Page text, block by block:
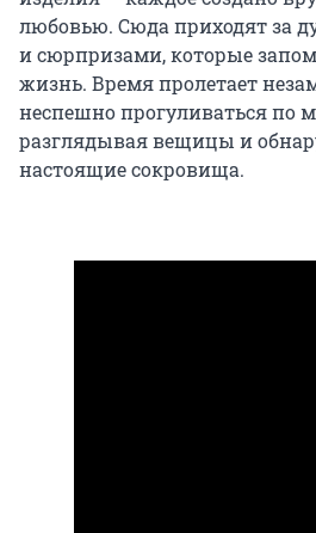
любовью. Сюда приходят за
и сюрпризами, которые
жизнь. Время пролетает
неспешно прогуливаться по
разглядывая вещицы и
настоящие сокровища.